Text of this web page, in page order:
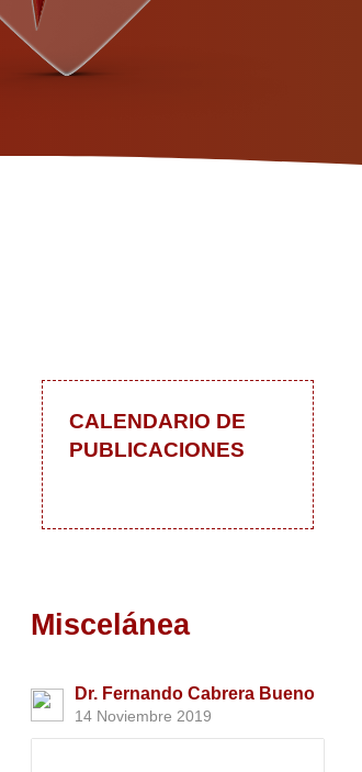
CALENDARIO DE
PUBLICACIONES
Miscelánea
Dr. Fernando Cabrera Bueno
14 Noviembre 2019